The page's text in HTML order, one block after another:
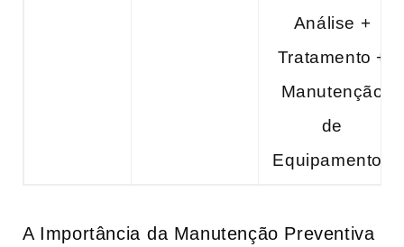
Análise +
Tratamento +
Manutenção
de
Equipamentos
A Importância ⁣da Manutenção Preventiva